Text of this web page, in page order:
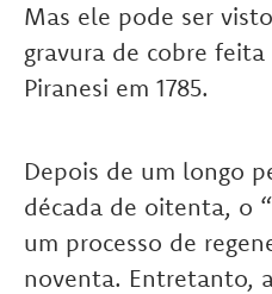
Mas ele pode ser
gravura de cobre feita
Piranesi em 1785.
Depois de um longo
década de oitenta, o
um processo de
noventa. Entretanto,